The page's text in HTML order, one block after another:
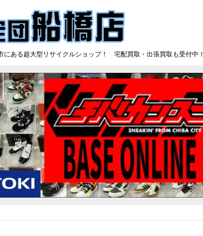
にある超大型リサイクルショップ！ 宅配買取・出張買取も受付中！